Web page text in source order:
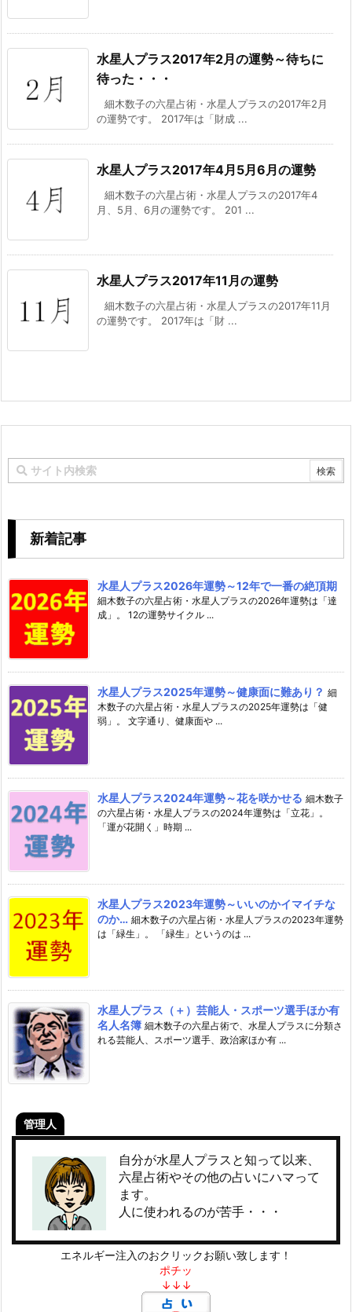
水星人プラス2017年2月の運勢～待ちに
待った・・・
細木数子の六星占術・水星人プラスの2017年2月
の運勢です。 2017年は「財成 ...
水星人プラス2017年4月5月6月の運勢
細木数子の六星占術・水星人プラスの2017年4
月、5月、6月の運勢です。 201 ...
水星人プラス2017年11月の運勢
細木数子の六星占術・水星人プラスの2017年11月
の運勢です。 2017年は「財 ...
新着記事
水星人プラス2026年運勢～12年で一番の絶頂期
細木数子の六星占術・水星人プラスの2026年運勢は「達
成」。 12の運勢サイクル ...
水星人プラス2025年運勢～健康面に難あり？ 細
木数子の六星占術・水星人プラスの2025年運勢は「健
弱」。 文字通り、健康面や ...
水星人プラス2024年運勢～花を咲かせる 細木数子
の六星占術・水星人プラスの2024年運勢は「立花」。
「運が花開く」時期 ...
水星人プラス2023年運勢～いいのかイマイチな
のか… 細木数子の六星占術・水星人プラスの2023年運勢
は「緑生」。 「緑生」というのは ...
水星人プラス（＋）芸能人・スポーツ選手ほか有
名人名簿 細木数子の六星占術で、水星人プラスに分類さ
れる芸能人、スポーツ選手、政治家ほか有 ...
管理人
自分が水星人プラスと知って以来、
六星占術やその他の占いにハマって
ます。
人に使われるのが苦手・・・
エネルギー注入のおクリックお願い致します！
ポチッ
↓↓↓